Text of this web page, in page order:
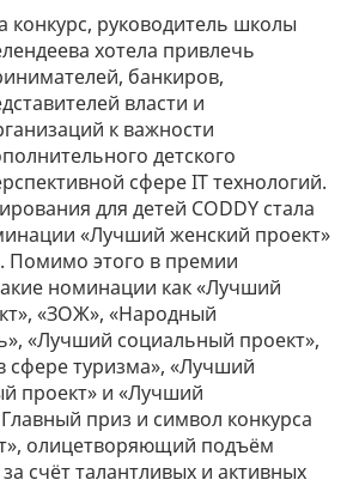
конкурс, руководитель школы
хотела привлечь
банкиров,
власти и
к важности
детского
сфере IT технологий.
для детей CODDY стала
«Лучший женский проект»
Помимо этого в премии
номинации как «Лучший
«ЗОЖ», «Народный
«Лучший социальный проект»,
сфере туризма», «Лучший
проект» и «Лучший
приз и символ конкурса
олицетворяющий подъём
счёт талантливых и активных